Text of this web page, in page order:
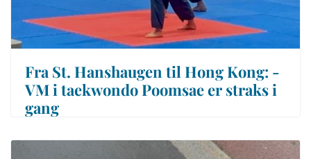
Fra St. Hanshaugen til Hong Kong: -
VM i taekwondo Poomsae er straks i
gang